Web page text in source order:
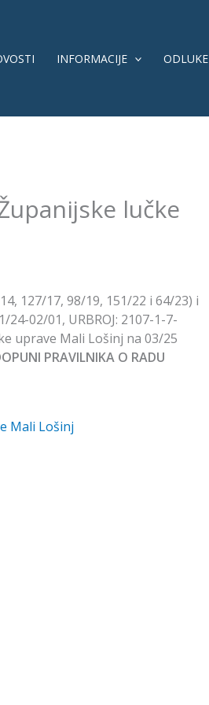
INFORMACIJE ODLUKE
lučke
127/17, 98/19, 151/22 i 64/23) i
02/01, URBROJ: 2107-1-7-
uprave Mali Lošinj na 03/25
PRAVILNIKA O RADU
Mali Lošinj